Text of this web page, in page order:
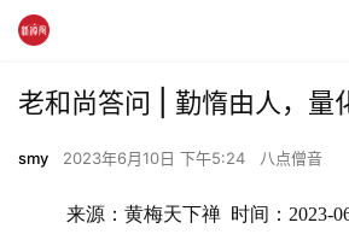
老和尚答问 | 勤惰由人，量
smy 2023年6月10日 下午5:24 八点僧音
来源：黄梅天下禅  时间：2023-